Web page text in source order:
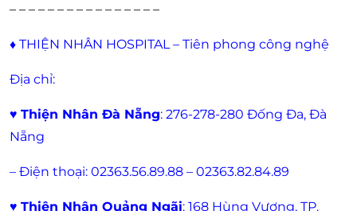
– – – – – – – – – – – – – – – –
♦ THIỆN NHÂN HOSPITAL – Tiên phong công nghệ
Địa chỉ:
♥ Thiện Nhân Đà Nẵng: 276-278-280 Đống Đa, Đà
Nẵng
– Điện thoại: 02363.56.89.88 – 02363.82.84.89
♥ Thiện Nhân Quảng Ngãi: 168 Hùng Vương, TP.